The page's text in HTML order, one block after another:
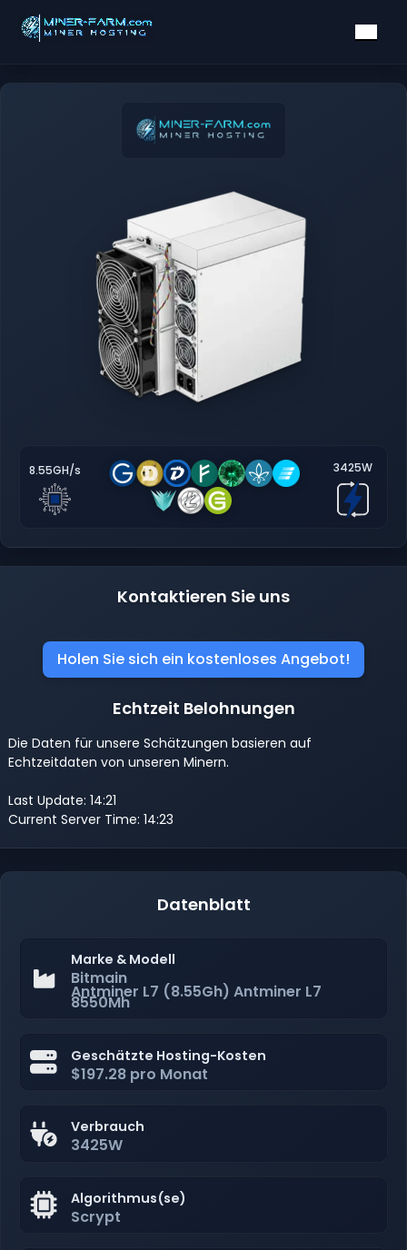
8.55GH/s 3425W
Kontaktieren Sie uns
Holen Sie sich ein kostenloses Angebot!
Echtzeit Belohnungen
Die Daten für unsere Schätzungen basieren auf
Echtzeitdaten von unseren Minern.
Last Update: 14:21
Current Server Time: 14:23
Datenblatt
Marke & Modell
Bitmain
Antminer L7 (8.55Gh) Antminer L7
8550Mh
Geschätzte Hosting-Kosten
$197.28 pro Monat
Verbrauch
3425W
Algorithmus(se)
Scrypt